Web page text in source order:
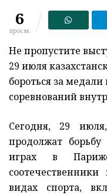
6
просм.
Не пропустите
29 июля
бороться за
соревнований
Сегодня, 29
продолжат
играх в
видах спорта,